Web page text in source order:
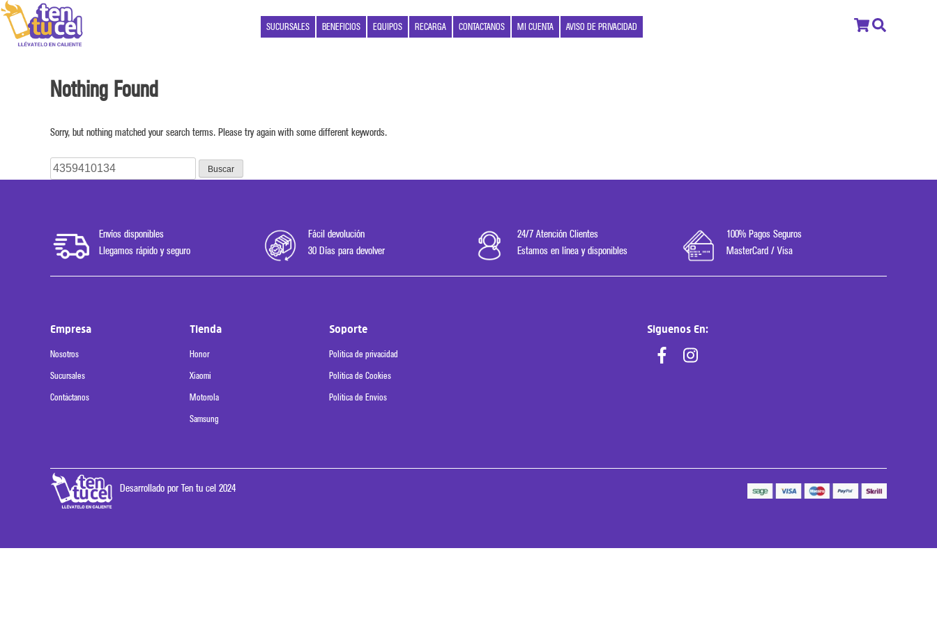
SUCURSALES BENEFICIOS EQUIPOS RECARGA CONTACTANOS MI CUENTA AVISO DE PRIVACIDAD
Nothing Found
Sorry, but nothing matched your search terms. Please try again with some different keywords.
Buscar:
Envíos disponibles
Llegamos rápido y seguro
Fácil devolución
30 Días para devolver
24/7 Atención Clientes
Estamos en línea y disponibles
100% Pagos Seguros
MasterCard / Visa
Empresa
Nosotros
Sucursales
Contáctanos
Tienda
Honor
Xiaomi
Motorola
Samsung
Soporte
Política de privacidad
Política de Cookies
Política de Envíos
Siguenos En:
Desarrollado por Ten tu cel 2024